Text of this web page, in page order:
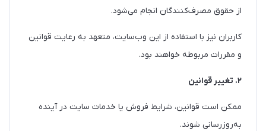
از حقوق مصرف‌کنندگان انجام می‌شود.
کاربران نیز با استفاده از این وب‌سایت، متعهد به رعایت قوانین
و مقررات مربوطه خواهند بود.
۲. تغییر قوانین
ممکن است قوانین، شرایط فروش یا خدمات سایت در آینده
به‌روزرسانی شوند.